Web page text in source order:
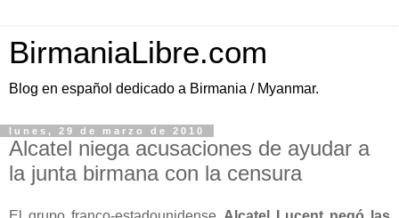
BirmaniaLibre.com
Blog en español dedicado a Birmania / Myanmar.
lunes, 29 de marzo de 2010
Alcatel niega acusaciones de ayudar a
la junta birmana con la censura